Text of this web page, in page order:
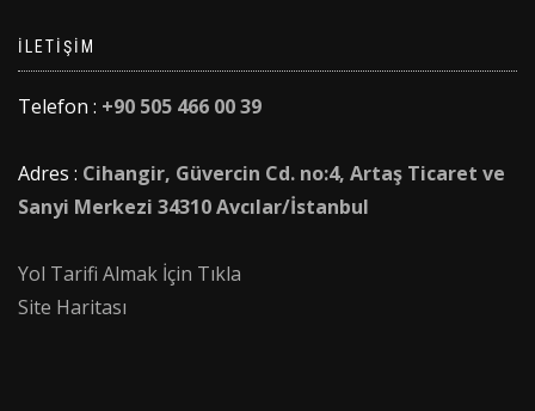
İLETIŞIM
Telefon : +90 505 466 00 39
Adres : Cihangir, Güvercin Cd. no:4, Artaş Ticaret ve
Sanyi Merkezi 34310 Avcılar/İstanbul
Yol Tarifi Almak İçin Tıkla
Site Haritası